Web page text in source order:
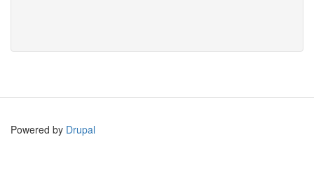
Powered by Drupal